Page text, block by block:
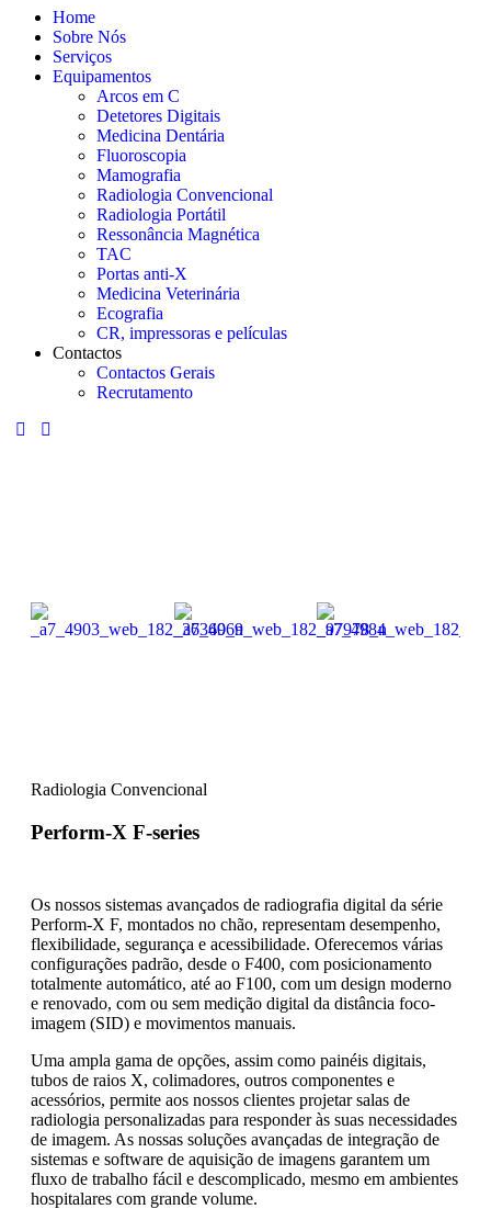
Home
Sobre Nós
Serviços
Equipamentos
Arcos em C
Detetores Digitais
Medicina Dentária
Fluoroscopia
Mamografia
Radiologia Convencional
Radiologia Portátil
Ressonância Magnética
TAC
Portas anti-X
Medicina Veterinária
Ecografia
CR, impressoras e películas
Contactos
Contactos Gerais
Recrutamento
Radiologia Convencional
Perform-X F-series
Os nossos sistemas avançados de radiografia digital da série
Perform-X F, montados no chão, representam desempenho,
flexibilidade, segurança e acessibilidade. Oferecemos várias
configurações padrão, desde o F400, com posicionamento
totalmente automático, até ao F100, com um design moderno
e renovado, com ou sem medição digital da distância foco-
imagem (SID) e movimentos manuais.
Uma ampla gama de opções, assim como painéis digitais,
tubos de raios X, colimadores, outros componentes e
acessórios, permite aos nossos clientes projetar salas de
radiologia personalizadas para responder às suas necessidades
de imagem. As nossas soluções avançadas de integração de
sistemas e software de aquisição de imagens garantem um
fluxo de trabalho fácil e descomplicado, mesmo em ambientes
hospitalares com grande volume.